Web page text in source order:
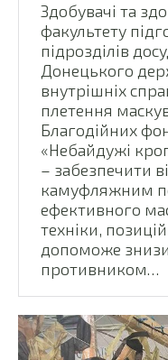
Здобувачі та
факультету
підрозділів
Донецького
внутрішніх
плетення
Благодійних
«Небайдужі
– забезпечити
камуфляжним
ефективного
техніки,
допоможе
противником…